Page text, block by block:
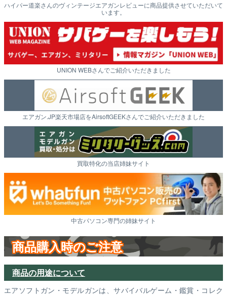
ハイパー道楽さんのヴィンテージエアガンレビューに商品提供させていただいて
います。
UNION WEBさんでご紹介いただきました
エアガン.JP楽天市場店をAirsoftGEEKさんでご紹介いただきました
買取特化の当店姉妹サイト
中古パソコン専門の姉妹サイト
商品購入時のご注意
商品の用途について
エアソフトガン・モデルガンは、サバイバルゲーム・鑑賞・コレク